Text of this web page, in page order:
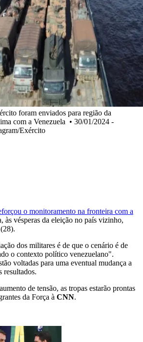
foram enviados para região da
com a Venezuela • 30/01/2024 -
Exército
o monitoramento na fronteira com a
às vésperas da eleição no país vizinho,
dos militares é de que o cenário é de
o contexto político venezuelano".
voltadas para uma eventual mudança a
resultados.
de tensão, as tropas estarão prontas
da Força à CNN.